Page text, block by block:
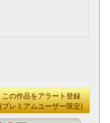
この作品をアラート登録
(プレミアムユーザー限定)